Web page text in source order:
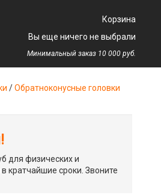
Корзина
Вы еще ничего не выбрали
Минимальный заказ 10 000 руб.
/Обратноконусные головки
для физических и
кратчайшие сроки. Звоните